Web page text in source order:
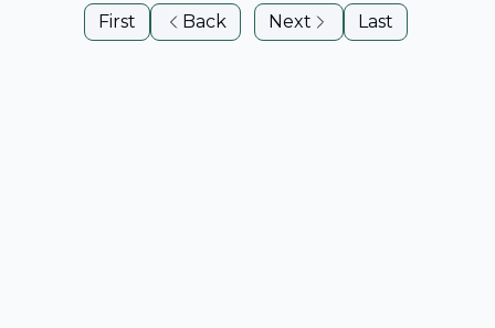
First Back Next Last